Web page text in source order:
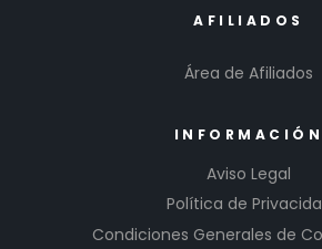
AFILIADOS
Área de Afiliados
INFORMACIÓN
Aviso Legal
Política de
Condiciones Generales de